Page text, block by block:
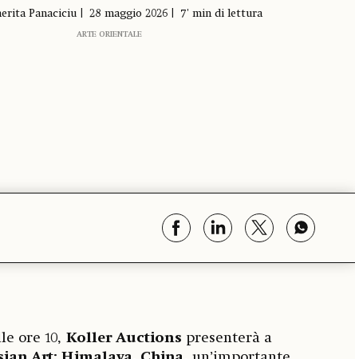
Panaciciu 28 maggio 2026 7' min di lettura
ARTE ORIENTALE
ore 10, Koller Auctions presenterà a